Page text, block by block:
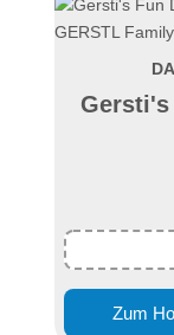
Gersti's
Zum